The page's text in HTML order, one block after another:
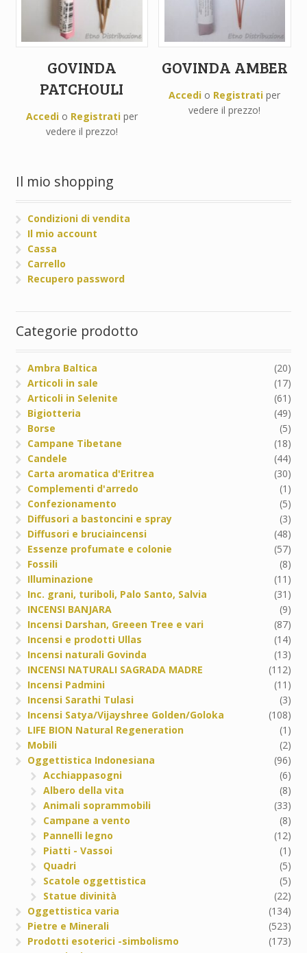
GOVINDA
PATCHOULI
Accedio Registratiper
vedere il prezzo!
GOVINDA AMBER
Accedi o Registrati per
vedere il prezzo!
Il mio shopping
Condizioni di vendita
Il mio account
Cassa
Carrello
Recupero password
Categorie prodotto
Ambra Baltica
(20)
Articoli in sale
(17)
Articoli in Selenite
(61)
Bigiotteria
(49)
Borse
(5)
Campane Tibetane
(18)
Candele
(44)
Carta aromatica d'Eritrea
(30)
Complementi d'arredo
(1)
Confezionamento
(5)
Diffusori a bastoncini e spray
(3)
Diffusori e bruciaincensi
(48)
Essenze profumate e colonie
(57)
Fossili
(8)
Illuminazione
(11)
Inc. grani, turiboli, Palo Santo, Salvia
(31)
INCENSI BANJARA
(9)
Incensi Darshan, Greeen Tree e vari
(87)
Incensi e prodotti Ullas
(14)
Incensi naturali Govinda
(13)
INCENSI NATURALI SAGRADA MADRE
(112)
Incensi Padmini
(11)
Incensi Sarathi Tulasi
(3)
Incensi Satya/Vijayshree Golden/Goloka
(108)
LIFE BION Natural Regeneration
(1)
Mobili
(2)
Oggettistica Indonesiana
(96)
Acchiappasogni
(6)
Albero della vita
(8)
Animali soprammobili
(33)
Campane a vento
(8)
Pannelli legno
(12)
Piatti - Vassoi
(1)
Quadri
(5)
Scatole oggettistica
(5)
Statue divinità
(22)
Oggettistica varia
(134)
Pietre e Minerali
(523)
Prodotti esoterici -simbolismo
(173)